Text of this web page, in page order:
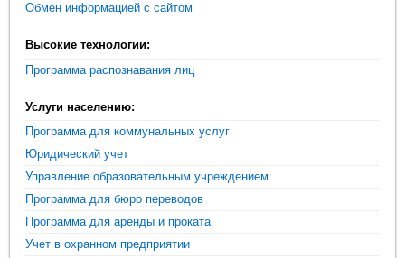
Обмен информацией с сайтом
Высокие технологии:
Программа распознавания лиц
Услуги населению:
Программа для коммунальных услуг
Юридический учет
Управление образовательным учреждением
Программа для бюро переводов
Программа для аренды и проката
Учет в охранном предприятии